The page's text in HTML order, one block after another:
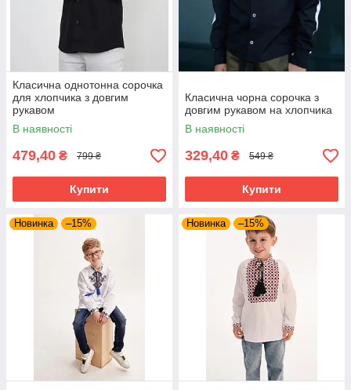
Класична однотонна сорочка
для хлопчика з довгим
рукавом
В наявності
479,40 ₴ 799 ₴
Купити
Класична чорна сорочка з
довгим рукавом на хлопчика
В наявності
329,40 ₴ 549 ₴
Купити
Новинка –15% Новинка –15%